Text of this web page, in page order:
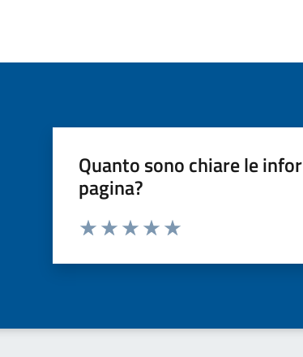
Quanto sono chiare le
pagina?
Valuta da 1 a 5 stelle la pagina